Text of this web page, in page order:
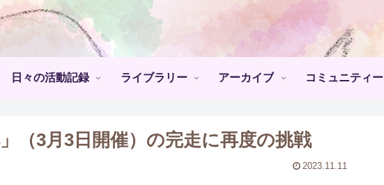
日々の活動記録 ライブラリー アーカイブ コミュニティー
（3月3日開催）の完走に再度の挑戦
2023.11.11